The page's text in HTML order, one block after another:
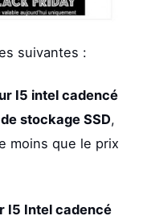
suivantes :
I5 intel cadencé
stockage SSD,
moins que le prix
I5 Intel cadencé